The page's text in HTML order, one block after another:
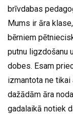
brīvdabas
Mums ir āra
bērniem
putnu ligzdošanu
dobes. Esam
izmantota ne tikai
dažādām āra
gadalaikā notiek